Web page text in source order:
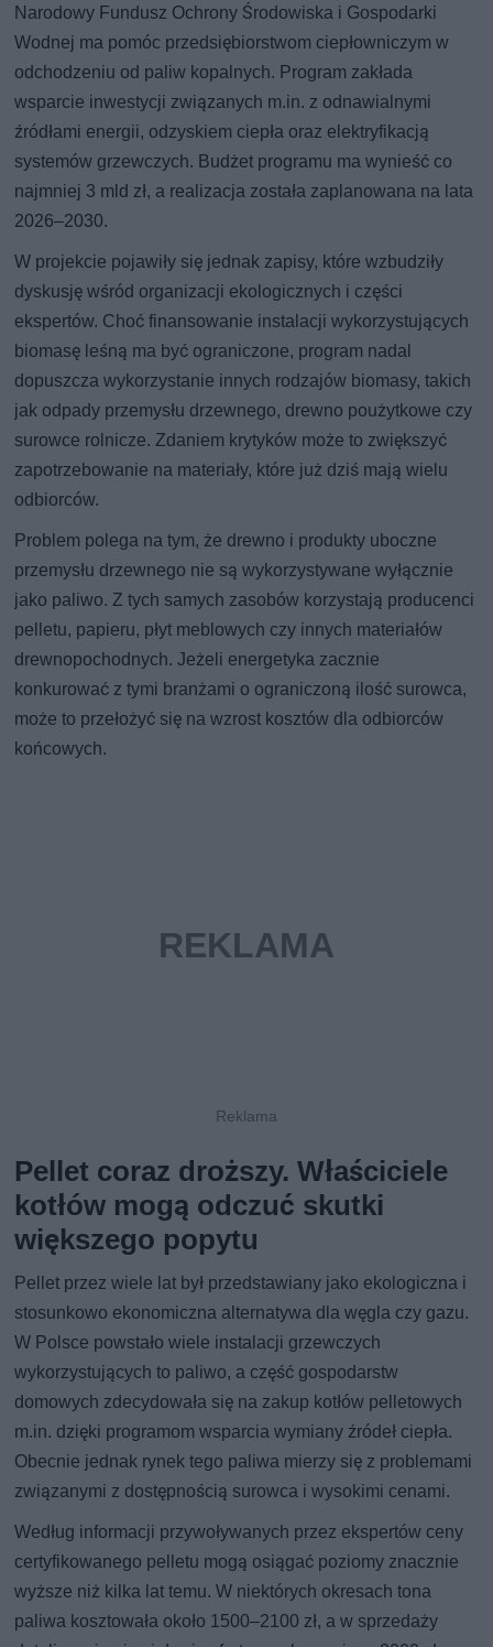
Narodowy Fundusz Ochrony Środowiska i Gospodarki
Wodnej ma pomóc przedsiębiorstwom ciepłowniczym w
odchodzeniu od paliw kopalnych. Program zakłada
wsparcie inwestycji związanych m.in. z odnawialnymi
źródłami energii, odzyskiem ciepła oraz elektryfikacją
systemów grzewczych. Budżet programu ma wynieść co
najmniej 3 mld zł, a realizacja została zaplanowana na lata
2026–2030.
W projekcie pojawiły się jednak zapisy, które wzbudziły
dyskusję wśród organizacji ekologicznych i części
ekspertów. Choć finansowanie instalacji wykorzystujących
biomasę leśną ma być ograniczone, program nadal
dopuszcza wykorzystanie innych rodzajów biomasy, takich
jak odpady przemysłu drzewnego, drewno poużytkowe czy
surowce rolnicze. Zdaniem krytyków może to zwiększyć
zapotrzebowanie na materiały, które już dziś mają wielu
odbiorców.
Problem polega na tym, że drewno i produkty uboczne
przemysłu drzewnego nie są wykorzystywane wyłącznie
jako paliwo. Z tych samych zasobów korzystają producenci
pelletu, papieru, płyt meblowych czy innych materiałów
drewnopochodnych. Jeżeli energetyka zacznie
konkurować z tymi branżami o ograniczoną ilość surowca,
może to przełożyć się na wzrost kosztów dla odbiorców
końcowych.
Pellet coraz droższy. Właściciele
kotłów mogą odczuć skutki
większego popytu
Pellet przez wiele lat był przedstawiany jako ekologiczna i
stosunkowo ekonomiczna alternatywa dla węgla czy gazu.
W Polsce powstało wiele instalacji grzewczych
wykorzystujących to paliwo, a część gospodarstw
domowych zdecydowała się na zakup kotłów pelletowych
m.in. dzięki programom wsparcia wymiany źródeł ciepła.
Obecnie jednak rynek tego paliwa mierzy się z problemami
związanymi z dostępnością surowca i wysokimi cenami.
Według informacji przywoływanych przez ekspertów ceny
certyfikowanego pelletu mogą osiągać poziomy znacznie
wyższe niż kilka lat temu. W niektórych okresach tona
paliwa kosztowała około 1500–2100 zł, a w sprzedaży